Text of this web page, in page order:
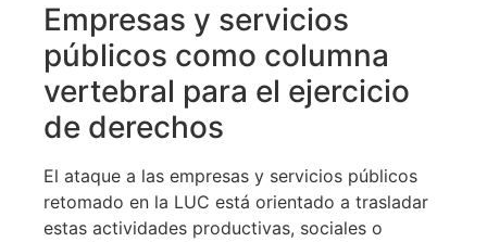
Empresas y servicios
públicos como columna
vertebral para el ejercicio
de derechos
El ataque a las empresas y servicios públicos
retomado en la LUC está orientado a trasladar
estas actividades productivas, sociales o